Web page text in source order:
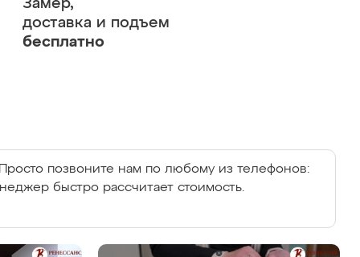
Замер,
доставка и подъем
бесплатно
позвоните нам по любому из телефонов:
быстро рассчитает стоимость.